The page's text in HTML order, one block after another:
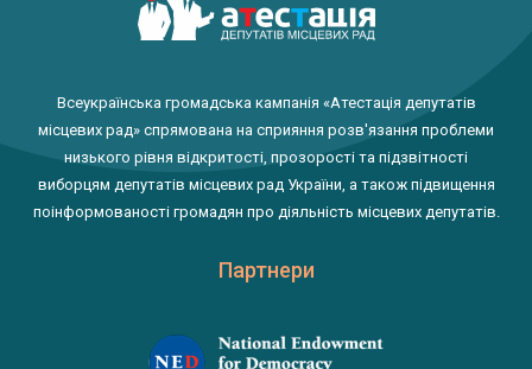
Всеукраїнська громадська кампанія «Атестація депутатів
місцевих рад» спрямована на сприяння розв'язання проблеми
низького рівня відкритості, прозорості та підзвітності
виборцям депутатів місцевих рад України, а також підвищення
поінформованості громадян про діяльність місцевих депутатів.
Партнери